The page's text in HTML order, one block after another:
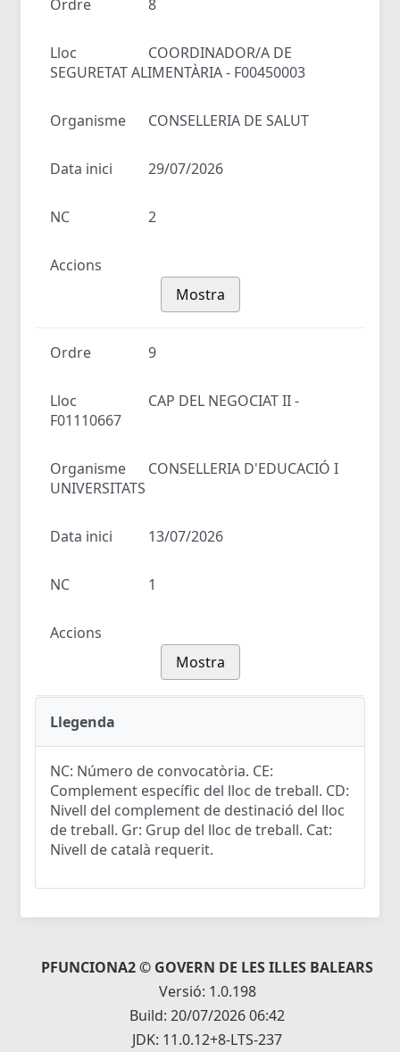
Ordre 8
Lloc
COORDINADOR/A DE
SEGURETAT ALIMENTÀRIA - F00450003
Organisme CONSELLERIA DE SALUT
Data inici 29/07/2026
NC 2
Accions
Mostra
Ordre 9
Lloc
CAP DEL NEGOCIAT II -
F01110667
Organisme
CONSELLERIA D'EDUCACIÓ I
UNIVERSITATS
Data inici 13/07/2026
NC 1
Accions
Mostra
Llegenda
NC: Número de convocatòria. CE:
Complement específic del lloc de treball. CD:
Nivell del complement de destinació del lloc
de treball. Gr: Grup del lloc de treball. Cat:
Nivell de català requerit.
PFUNCIONA2 © GOVERN DE LES ILLES BALEARS
Versió: 1.0.198
Build: 20/07/2026 06:42
JDK: 11.0.12+8-LTS-237